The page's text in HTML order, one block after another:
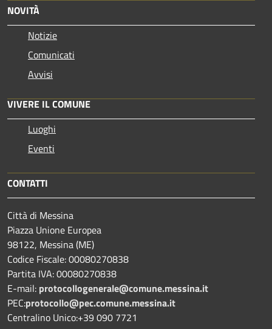
NOVITÀ
Notizie
Comunicati
Avvisi
VIVERE IL COMUNE
Luoghi
Eventi
CONTATTI
Città di Messina
Piazza Unione Europea
98122, Messina (ME)
Codice Fiscale: 00080270838
Partita IVA: 00080270838
E-mail: protocollogenerale@comune.messina.it
PEC:protocollo@pec.comune.messina.it
Centralino Unico:+39 090 7721